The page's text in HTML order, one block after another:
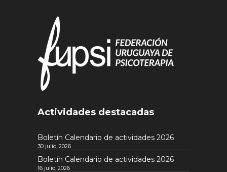
Actividades destacadas
Boletín Calendario de actividades 2026
30 julio, 2026
Boletín Calendario de actividades 2026
16 julio, 2026